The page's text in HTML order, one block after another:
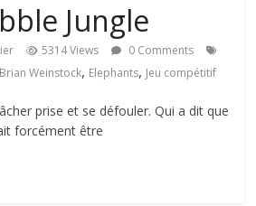
Jungle
5314 Views
0 Comments
Brian Weinstock, Elephants, Jeu compétitif
prise et se défouler. Qui a dit que
forcément être